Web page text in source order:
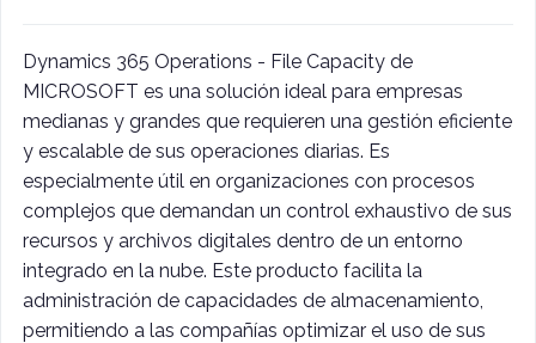
Dynamics 365 Operations - File Capacity de
MICROSOFT es una solución ideal para empresas
medianas y grandes que requieren una gestión eficiente
y escalable de sus operaciones diarias. Es
especialmente útil en organizaciones con procesos
complejos que demandan un control exhaustivo de sus
recursos y archivos digitales dentro de un entorno
integrado en la nube. Este producto facilita la
administración de capacidades de almacenamiento,
permitiendo a las compañías optimizar el uso de sus